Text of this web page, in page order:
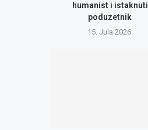
humanist i istaknuti
poduzetnik
15. Jula 2026.